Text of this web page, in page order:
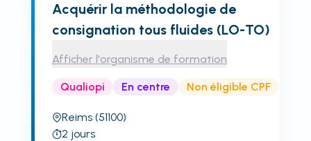
Acquérir la méthodologie de
consignation tous fluides (LO-TO)
Afficher l'organisme de formation
Qualiopi En centre Non éligible CPF
Reims (51100)
2 jours